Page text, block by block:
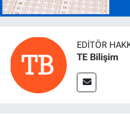
EDITÖR
TE Bilişim